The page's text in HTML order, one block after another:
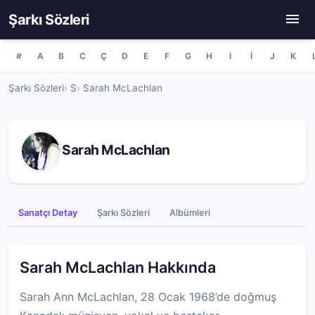
Şarkı Sözleri
# A B C Ç D E F G H I İ J K
Şarkı Sözleri S Sarah McLachlan
Sarah McLachlan
Sanatçı Detay Şarkı Sözleri Albümleri
Sarah McLachlan Hakkında
Sarah Ann McLachlan, 28 Ocak 1968’de doğmuş